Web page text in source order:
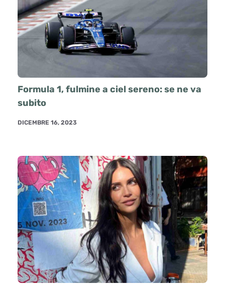
Formula 1, fulmine a ciel sereno: se ne va
subito
DICEMBRE 16, 2023